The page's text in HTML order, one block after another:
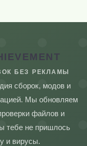
БЕЗ РЕКЛАМЫ
сборок, модов и
Мы обновляем
файлов и
тебе не пришлось
и вирусы.